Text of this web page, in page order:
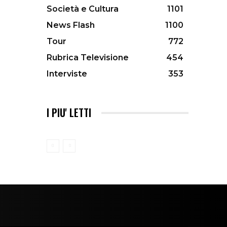
Società e Cultura
1101
News Flash
1100
Tour
772
Rubrica Televisione
454
Interviste
353
I PIU' LETTI